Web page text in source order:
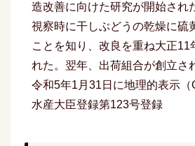
造改善に向けた研究が開始され
視察時に干しぶどうの乾燥に硫
ことを知り、改良を重ね大正11
れた。翌年、出荷組合が創立さ
令和5年1月31日に地理的表示（
水産大臣登録第123号登録